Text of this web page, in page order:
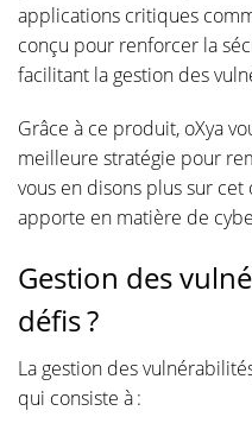
applications critiques
conçu pour renforcer la
facilitant la gestion des
Grâce à ce produit, oXya
meilleure stratégie pour
vous en disons plus sur cet
apporte en matière de
Gestion des
défis ?
La gestion des
qui consiste à :